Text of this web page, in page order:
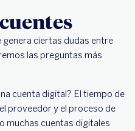
ciertas dudas entre
las preguntas más
cuenta digital? El tiempo de
proveedor y el proceso de
muchas cuentas digitales